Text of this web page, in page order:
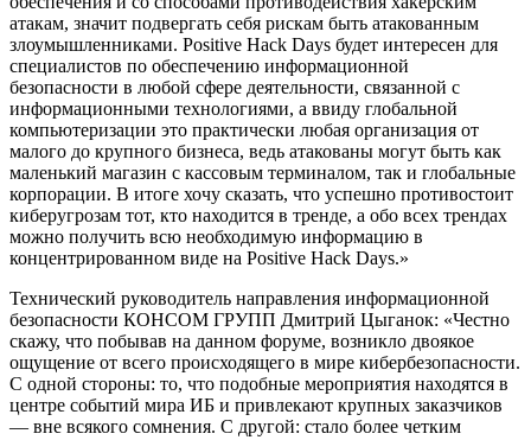
атакам, значит подвергать себя рискам быть атакованным
злоумышленниками. Positive Hack Days будет интересен для
специалистов по обеспечению информационной
безопасности в любой сфере деятельности, связанной с
информационными технологиями, а ввиду глобальной
компьютеризации это практически любая организация от
малого до крупного бизнеса, ведь атакованы могут быть как
маленький магазин с кассовым терминалом, так и глобальные
корпорации. В итоге хочу сказать, что успешно противостоит
киберугрозам тот, кто находится в тренде, а обо всех трендах
можно получить всю необходимую информацию в
концентрированном виде на Positive Hack Days.»
Технический руководитель направления информационной
безопасности КОНСОМ ГРУПП Дмитрий Цыганок: «Честно
скажу, что побывав на данном форуме, возникло двоякое
ощущение от всего происходящего в мире кибербезопасности.
С одной стороны: то, что подобные мероприятия находятся в
центре событий мира ИБ и привлекают крупных заказчиков
— вне всякого сомнения. С другой: стало более четким